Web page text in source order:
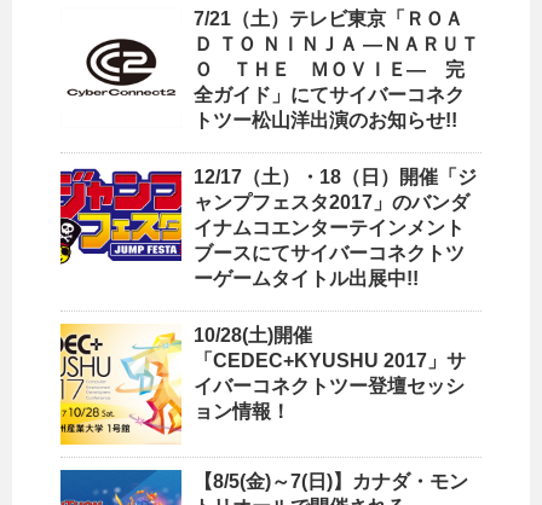
7/21（土）テレビ東京「ＲＯＡ
Ｄ ＴＯ ＮＩＮＪＡ —ＮＡＲＵＴ
Ｏ ＴＨＥ ＭＯＶＩＥ— 完
全ガイド」にてサイバーコネク
トツー松山洋出演のお知らせ!!
12/17（土）・18（日）開催「ジ
ャンプフェスタ2017」のバンダ
イナムコエンターテインメント
ブースにてサイバーコネクトツ
ーゲームタイトル出展中!!
10/28(土)開催
「CEDEC+KYUSHU 2017」サ
イバーコネクトツー登壇セッシ
ョン情報！
【8/5(金)～7(日)】カナダ・モン